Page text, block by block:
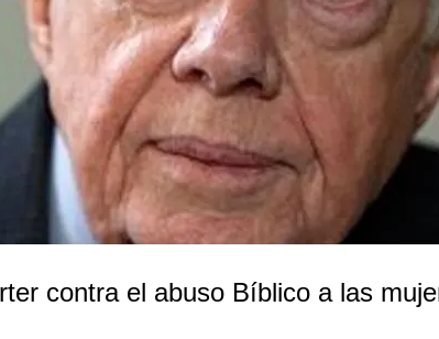
contra el abuso Bíblico a las